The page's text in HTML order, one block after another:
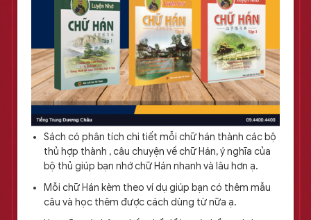
Sách có phân tích chi tiết mỗi chữ hán thành các bộ
thủ hợp thành , câu chuyện về chữ Hán, ý nghĩa của
bộ thủ giúp bạn nhớ chữ Hán nhanh và lâu hơn ạ.
Mỗi chữ Hán kèm theo ví dụ giúp bạn có thêm mẫu
câu và học thêm được cách dùng từ nữa ạ.